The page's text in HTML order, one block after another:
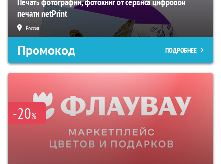
печати netPrint
Россия
Промокод ПОДРОБНЕЕ
-20%